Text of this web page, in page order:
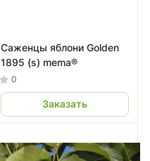
Саженцы яблони Golden
1895 (s) mema®
0
Заказать